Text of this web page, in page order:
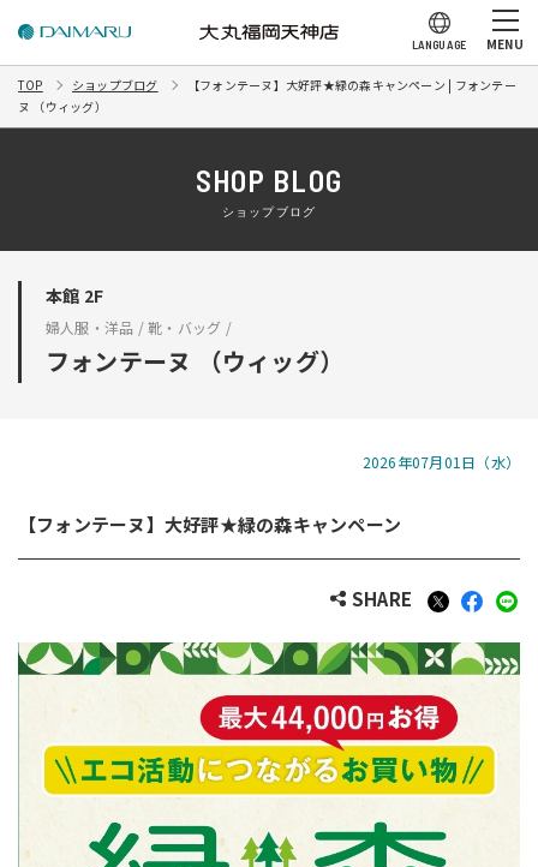
LANGUAGE MENU
TOP ショップブログ
【フォンテーヌ】大好評★緑の森キャンペーン | フォンテー
ヌ （ウィッグ）
SHOP BLOG
ショップブログ
本館 2F
婦人服・洋品 / 靴・バッグ /
フォンテーヌ （ウィッグ）
2026年07月01日（水）
【フォンテーヌ】大好評★緑の森キャンペーン
SHARE